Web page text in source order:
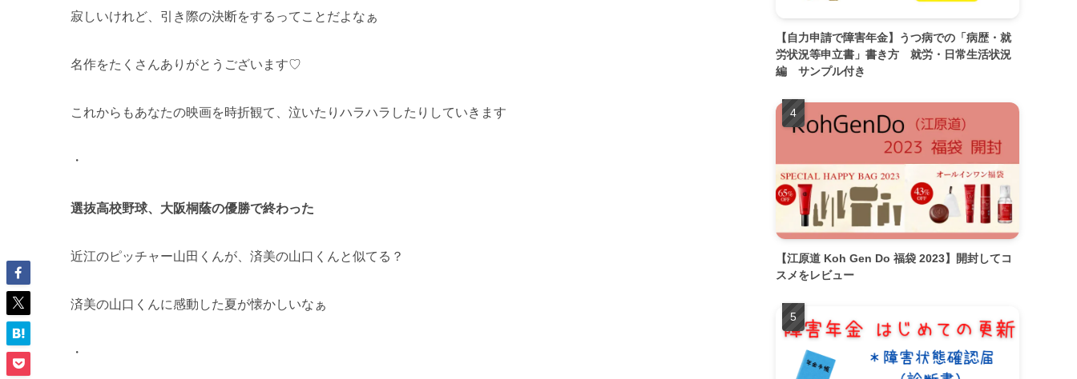
寂しいけれど、 引き際の決断をするってことだよなぁ
名作をたくさんありがとうございます♡
これからもあなたの映画を時折観て、泣いたりハラハラしたりしていきます
・
選抜高校野球、大阪桐蔭の優勝で終わった
近江のピッチャー山田くんが、済美の山口くんと似てる？
済美の山口くんに感動した夏が懐かしいなぁ
・
【自力申請で障害年金】うつ病での「病歴・就
労状況等申立書」書き方 就労・日常生活状況
編 サンプル付き
【江原道 Koh Gen Do 福袋 2023】開封してコ
スメをレビュー